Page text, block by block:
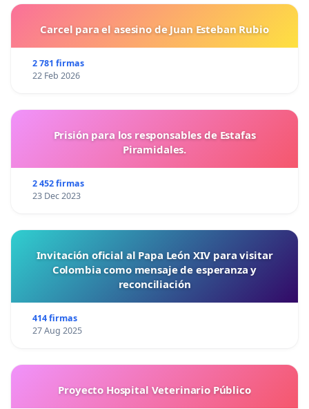
Carcel para el asesino de Juan Esteban Rubio
2 781 firmas
22 Feb 2026
Prisión para los responsables de Estafas
Piramidales.
2 452 firmas
23 Dec 2023
Invitación oficial al Papa León XIV para visitar
Colombia como mensaje de esperanza y
reconciliación
414 firmas
27 Aug 2025
Proyecto Hospital Veterinario Público